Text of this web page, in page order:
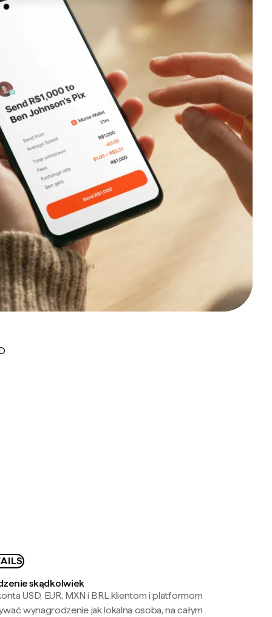
skądkolwiek
USD, EUR, MXN i BRL klientom i platformom
wynagrodzenie jak lokalna osoba, na całym